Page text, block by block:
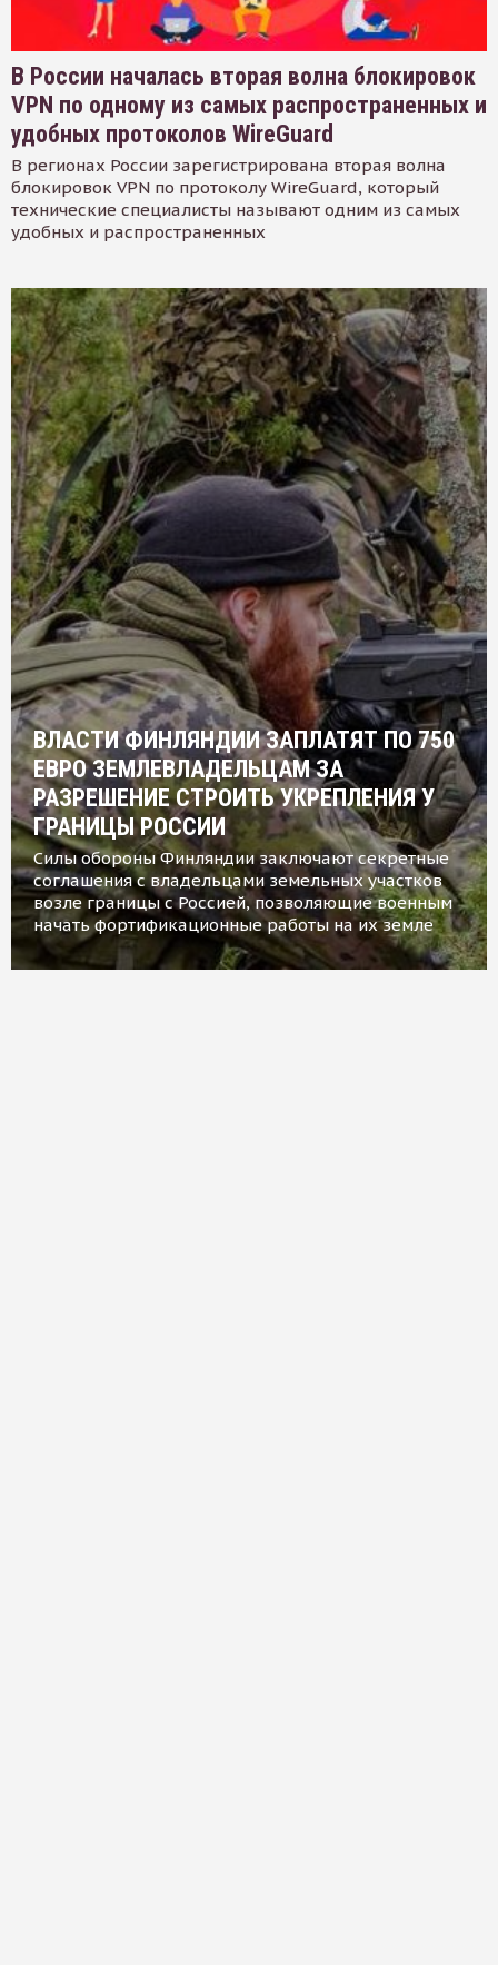
В России началась вторая волна блокировок
VPN по одному из самых распространенных и
удобных протоколов WireGuard
В регионах России зарегистрирована вторая волна
блокировок VPN по протоколу WireGuard, который
технические специалисты называют одним из самых
удобных и распространенных
ВЛАСТИ ФИНЛЯНДИИ ЗАПЛАТЯТ ПО 750
ЕВРО ЗЕМЛЕВЛАДЕЛЬЦАМ ЗА
РАЗРЕШЕНИЕ СТРОИТЬ УКРЕПЛЕНИЯ У
ГРАНИЦЫ РОССИИ
Силы обороны Финляндии заключают секретные
соглашения с владельцами земельных участков
возле границы с Россией, позволяющие военным
начать фортификационные работы на их земле